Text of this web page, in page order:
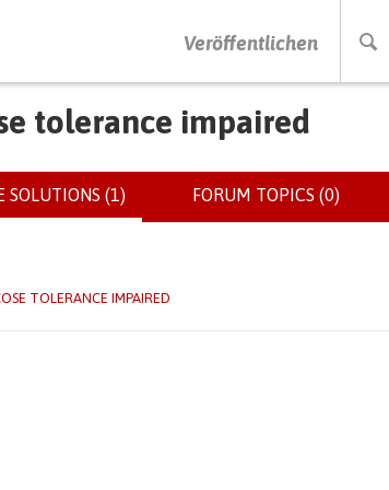
Veröffentlichen
SIE AUF ENTER UM DIE SUCHE ZU STARTEN
tolerance impaired
SOLUTIONS (1)
TAB)
FORUM TOPICS (0)
TOLERANCE IMPAIRED